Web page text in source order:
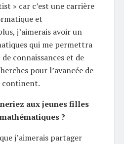
» car c’est une carrière
et
j’aimerais avoir un
qui me permettra
connaissances et de
pour l’avancée de
continent.
aux jeunes filles
?
j’aimerais partager